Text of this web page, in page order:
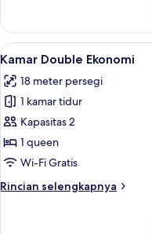
Kamar
Double
Standar
Lihat
semua
foto
untuk
Kamar
Double
Ekonomi
4
Kamar Double Ekonomi
18 meter persegi
1 kamar tidur
Kapasitas 2
1 queen
Wi-Fi Gratis
Rincian selengkapnya
Rincian